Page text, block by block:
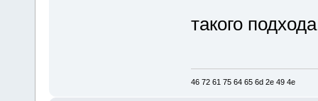
такого
46 72 61 75 64 65 6d 2e 49 4e